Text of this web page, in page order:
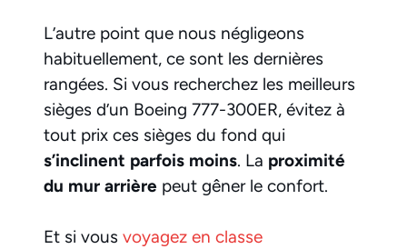
L’autre point que nous négligeons
habituellement, ce sont les dernières
rangées. Si vous recherchez les meilleurs
sièges d’un Boeing 777-300ER, évitez à
tout prix ces sièges du fond qui
s’inclinent parfois moins. La proximité
du mur arrière peut gêner le confort.
Et si vous voyagez en classe